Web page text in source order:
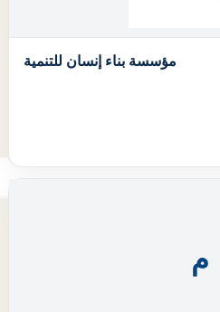
مؤسسة بناء إنسان للتنمية
م